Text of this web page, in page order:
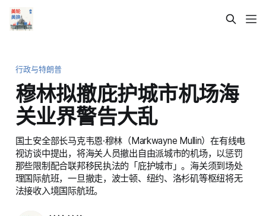
行政与特朗普
穆林拟撤庇护城市机场海
关业界警告大乱
国土安全部长马克韦恩·穆林（Markwayne Mullin）在有线电
视访谈中提出，将海关人员撤出自由派城市的机场，以惩罚
那些限制配合联邦移民执法的「庇护城市」。海关须到场处
理国际航班，一旦撤走，波士顿、纽约、洛杉矶等枢纽将无
法接收入境国际航班。